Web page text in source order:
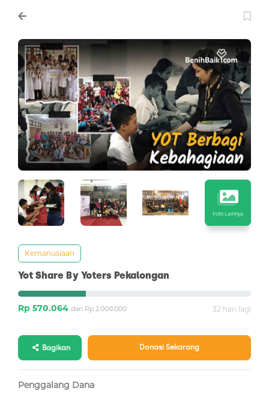
Foto Lainnya
Kemanusiaan
Yot Share By Yoters Pekalongan
Rp 570.064 dari Rp 2.000.000 32 hari lagi
Bagikan Donasi Sekarang
Penggalang Dana